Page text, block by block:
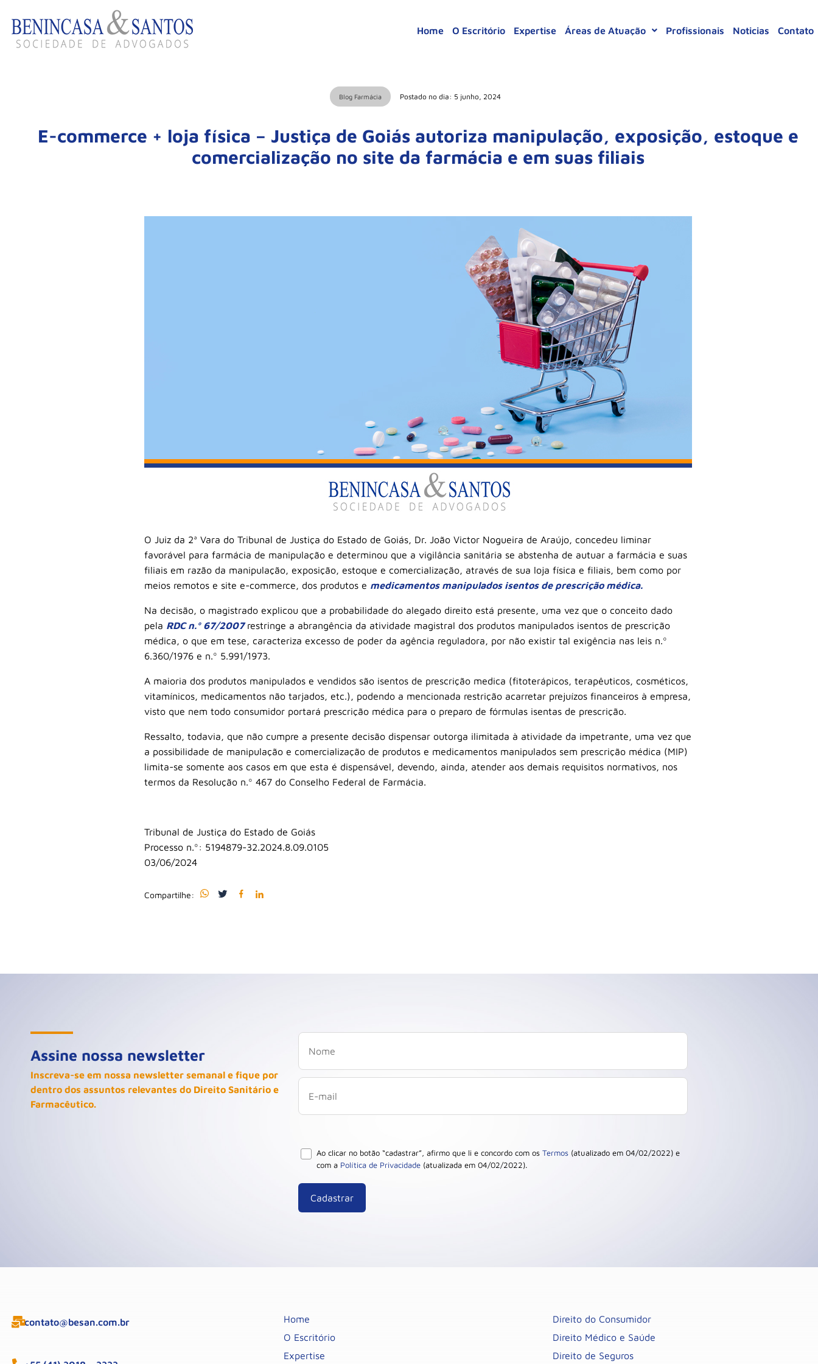
Home O Escritório Expertise Áreas de Atuação Profissionais Noticias Contato
Blog Farmácia Postado no dia: 5 junho, 2024
E-commerce + loja física – Justiça de Goiás autoriza manipulação, exposição, estoque e
comercialização no site da farmácia e em suas filiais
O Juiz da 2ª Vara do Tribunal de Justiça do Estado de Goiás, Dr. João Victor Nogueira de Araújo, concedeu liminar
favorável para farmácia de manipulação e determinou que a vigilância sanitária se abstenha de autuar a farmácia e suas
filiais em razão da manipulação, exposição, estoque e comercialização, através de sua loja física e filiais, bem como por
meios remotos e site e-commerce, dos produtos e medicamentos manipulados isentos de prescrição médica.
Na decisão, o magistrado explicou que a probabilidade do alegado direito está presente, uma vez que o conceito dado
pela RDC n.º 67/2007restringe a abrangência da atividade magistral dos produtos manipulados isentos de prescrição
médica, o que em tese, caracteriza excesso de poder da agência reguladora, por não existir tal exigência nas leis n.º
6.360/1976 e n.º 5.991/1973.
A maioria dos produtos manipulados e vendidos são isentos de prescrição medica (fitoterápicos, terapêuticos, cosméticos,
vitamínicos, medicamentos não tarjados, etc.), podendo a mencionada restrição acarretar prejuízos financeiros à empresa,
visto que nem todo consumidor portará prescrição médica para o preparo de fórmulas isentas de prescrição.
Ressalto, todavia, que não cumpre a presente decisão dispensar outorga ilimitada à atividade da impetrante, uma vez que
a possibilidade de manipulação e comercialização de produtos e medicamentos manipulados sem prescrição médica (MIP)
limita-se somente aos casos em que esta é dispensável, devendo, ainda, atender aos demais requisitos normativos, nos
termos da Resolução n.º 467 do Conselho Federal de Farmácia.
Tribunal de Justiça do Estado de Goiás
Processo n.º: 5194879-32.2024.8.09.0105
03/06/2024
Compartilhe:
Assine nossa newsletter
Inscreva-se em nossa newsletter semanal e fique por
dentro dos assuntos relevantes do Direito Sanitário e
Farmacêutico.
Ao clicar no botão “cadastrar”, afirmo que li e concordo com os Termos (atualizado em 04/02/2022) e
com a Política de Privacidade (atualizada em 04/02/2022).
contato@besan.com.br
Home
O Escritório
Expertise
Direito do Consumidor
Direito Médico e Saúde
Direito de Seguros